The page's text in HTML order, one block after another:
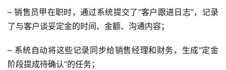
– 销售员甲在职时，通过系统提交了“客户跟进日志”，记录
了与客户谈妥定金的时间、金额、沟通内容；
– 系统自动将这些记录同步给销售经理和财务，生成“定金
阶段提成待确认”的任务；